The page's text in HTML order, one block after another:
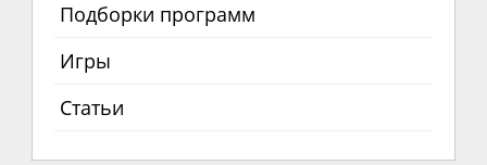
Подборки программ
Игры
Статьи